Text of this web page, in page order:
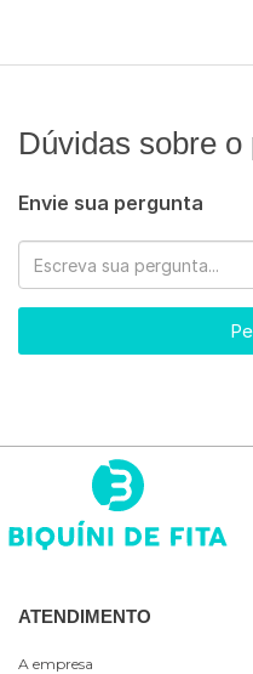
Dúvidas sobre o
Envie sua pergunta
ATENDIMENTO
A empresa